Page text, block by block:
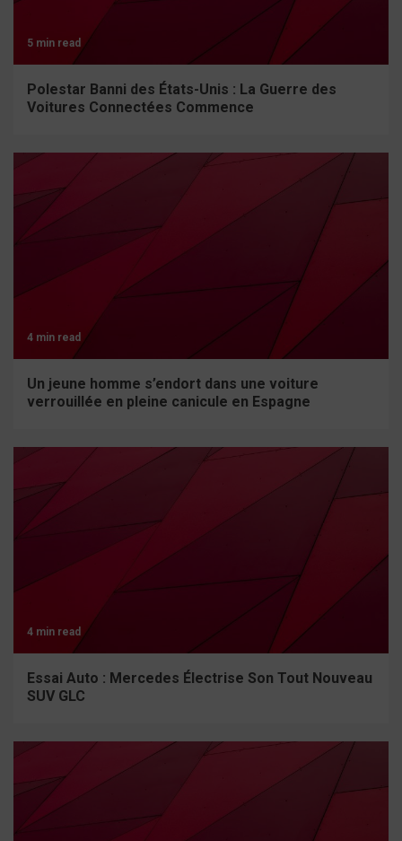
5 min read
Polestar Banni des États-Unis : La Guerre des
Voitures Connectées Commence
4 min read
Un jeune homme s’endort dans une voiture
verrouillée en pleine canicule en Espagne
4 min read
Essai Auto : Mercedes Électrise Son Tout Nouveau
SUV GLC